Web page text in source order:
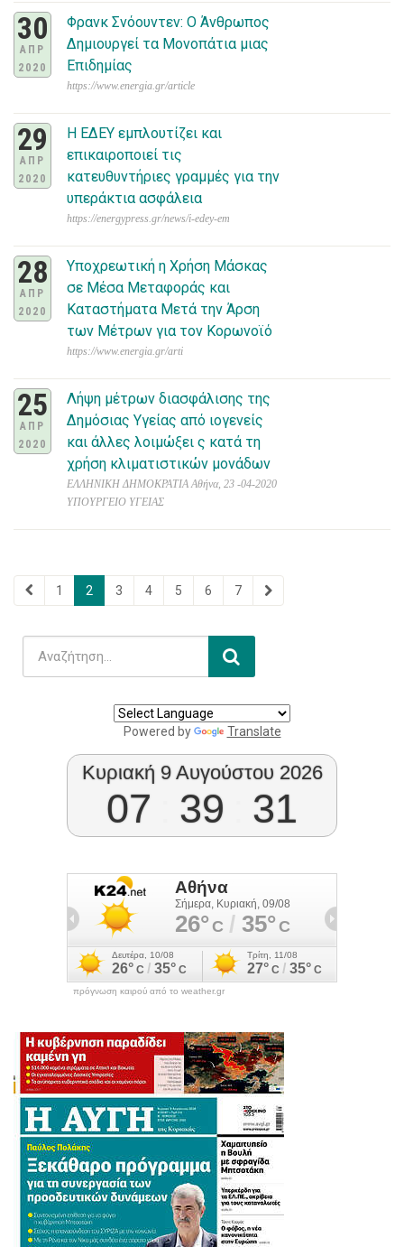
30
ΑΠΡ
2020
Φρανκ Σνόουντεν: Ο Άνθρωπος
Δημιουργεί τα Μονοπάτια μιας
Επιδημίας
https://www.energia.gr/article
29
ΑΠΡ
2020
Η ΕΔΕΥ εμπλουτίζει και
επικαιροποιεί τις
κατευθυντήριες γραμμές για την
υπεράκτια ασφάλεια
https://energypress.gr/news/i-edey-em
28
ΑΠΡ
2020
Υποχρεωτική η Χρήση Μάσκας
σε Μέσα Μεταφοράς και
Καταστήματα Μετά την Άρση
των Μέτρων για τον Κορωνοϊό
https://www.energia.gr/arti
25
ΑΠΡ
2020
Λήψη μέτρων διασφάλισης της
Δημόσιας Υγείας από ιογενείς
και άλλες λοιμώξει ς κατά τη
χρήση κλιματιστικών μονάδων
ΕΛΛΗΝΙΚΗ ΔΗΜΟΚΡΑΤΙΑ Αθήνα, 23 -04-2020
ΥΠΟΥΡΓΕΙΟ ΥΓΕΙΑΣ
1 2 3 4 5 6 7
Powered by Translate
Κυριακή 9 Αυγούστου 2026
07 39 31
πρόγνωση καιρού από το weather.gr